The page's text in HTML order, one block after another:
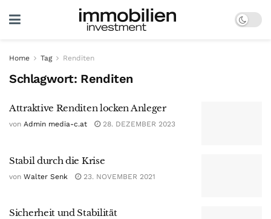
Home Tag Renditen
Schlagwort: Renditen
Attraktive Renditen locken Anleger
von Admin media-c.at 28. DEZEMBER 2023
Stabil durch die Krise
von Walter Senk 23. NOVEMBER 2021
Sicherheit und Stabilität